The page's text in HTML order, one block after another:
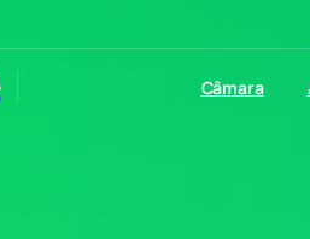
Câmara